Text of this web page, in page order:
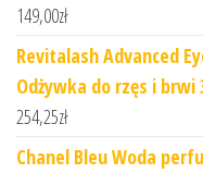
149,00zł
Revitalash Advanced
Odżywka do rzęs i
254,25zł
Chanel Bleu Woda